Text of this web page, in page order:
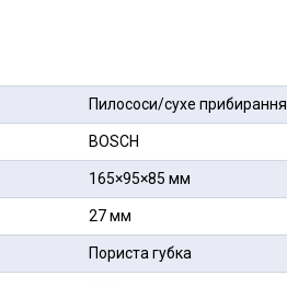
Пилососи/сухе прибирання
BOSCH
165×95×85 мм
27 мм
Пориста губка